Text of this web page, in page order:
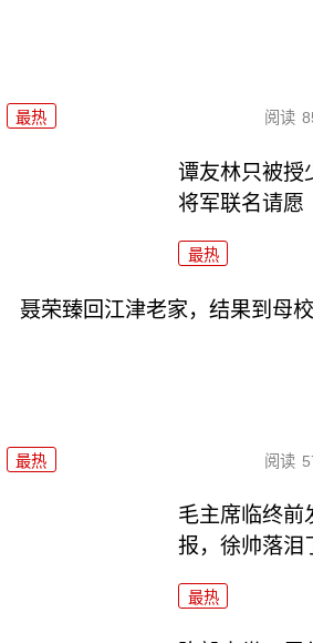
最热 阅读
谭友林只被授
将军联名请愿
最热
聂荣臻回江津老家，结果到母
最热 阅读
毛主席临终前
报，徐帅落泪
最热